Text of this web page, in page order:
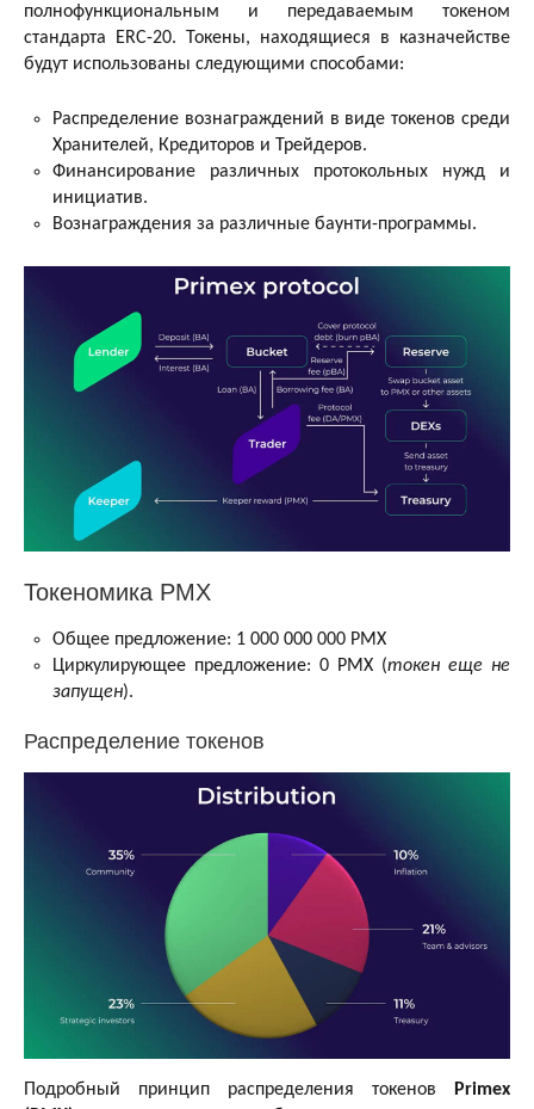
полнофункциональным и передаваемым токеном
стандарта ERC-20. Токены, находящиеся в казначействе
будут использованы следующими способами:
Распределение вознаграждений в виде токенов среди
Хранителей, Кредиторов и Трейдеров.
Финансирование различных протокольных нужд и
инициатив.
Вознаграждения за различные баунти-программы.
Токеномика PMX
Общее предложение: 1 000 000 000 PMX
Циркулирующее предложение: 0 PMX (токен еще не
запущен).
Распределение токенов
Подробный принцип распределения токенов Primex